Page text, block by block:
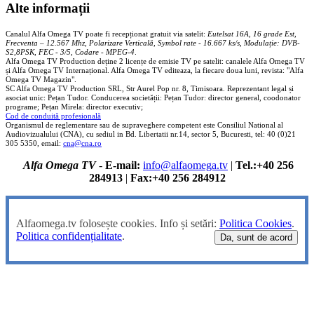
Alte informații
Canalul Alfa Omega TV poate fi recepționat gratuit via satelit: Eutelsat 16A, 16 grade Est,
Frecventa – 12.567 Mhz, Polarizare Verticală, Symbol rate - 16.667 ks/s, Modulație: DVB-
S2,8PSK, FEC - 3/5, Codare - MPEG-4
Alfa Omega TV Production deține 2 licențe de emisie TV pe satelit: canalele Alfa Omega TV
și Alfa Omega TV Internațional. Alfa Omega TV editeaza, la fiecare doua luni, revista: "Alfa
Omega TV Magazin".
SC Alfa Omega TV Production SRL, Str Aurel Pop nr. 8, Timisoara. Reprezentant legal și
asociat unic: Pețan Tudor. Conducerea societății: Pețan Tudor: director general, coodonator
programe; Pețan Mirela: director executiv;
Cod de conduită profesională
Organismul de reglementare sau de supraveghere competent este Consiliul National al
Audiovizualului (CNA), cu sediul in Bd. Libertatii nr.14, sector 5, Bucuresti, tel: 40 (0)21
305 5350, email: cna@cna.ro
Alfa Omega TV- E-mail: info@alfaomega.tv | Tel.:+40 256
284913| Fax:+40 256 284912
Alfaomega.tv folosește cookies. Info și setări: Politica Cookies.
Politica confidențialitate. Da, sunt de acord